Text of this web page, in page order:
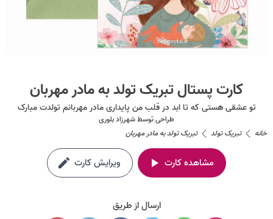
کارت پستال تبریک تولد به مادر مهربان
تو عشقی هستی که تا ابد در قلب من پایداری مادر مهربانم تولدت مبارک
طراحی توسطشهرزاد بلوری
خانه
تبریک تولد تبریک تولد به مادر مهربان
مشاهده کارت ویرایش کارت
ارسال از طریق